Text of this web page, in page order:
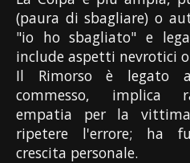
(paura di sbagliare) o
"io ho sbagliato" e
include aspetti nevrotici
Il Rimorso è legato
commesso, implica
empatia per la
ripetere l'errore; ha
crescita personale.